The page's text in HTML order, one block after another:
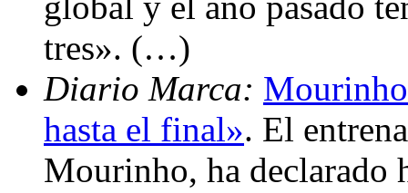
tres». (…)
Diario Marca:
hasta el final». El
Mourinho, ha declarado